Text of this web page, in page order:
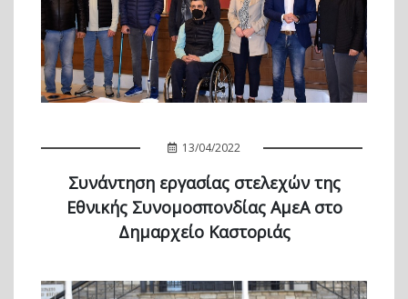
13/04/2022
Συνάντηση εργασίας στελεχών της
Εθνικής Συνομοσπονδίας ΑμεΑ στο
Δημαρχείο Καστοριάς